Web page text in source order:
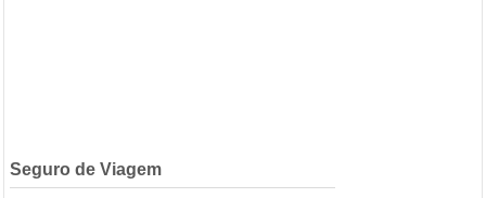
Seguro de Viagem